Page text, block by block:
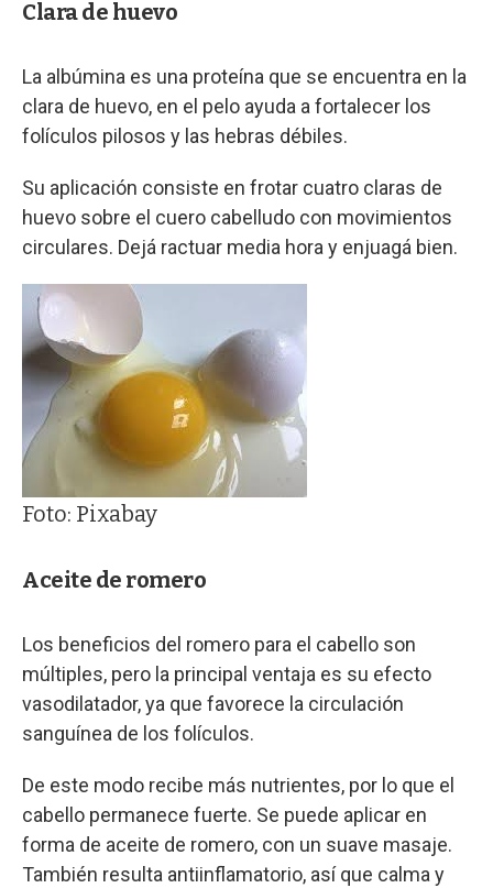
Clara de huevo
La albúmina es una proteína que se encuentra en la
clara de huevo, en el pelo ayuda a fortalecer los
folículos pilosos y las hebras débiles.
Su aplicación consiste en frotar cuatro claras de
huevo sobre el cuero cabelludo con movimientos
circulares. Dejá ractuar media hora y enjuagá bien.
Foto: Pixabay
Aceite de romero
Los beneficios del romero para el cabello son
múltiples, pero la principal ventaja es su efecto
vasodilatador, ya que favorece la circulación
sanguínea de los folículos.
De este modo recibe más nutrientes, por lo que el
cabello permanece fuerte. Se puede aplicar en
forma de aceite de romero, con un suave masaje.
También resulta antiinflamatorio, así que calma y